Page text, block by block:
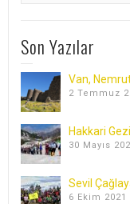
Son Yazılar
Van,
2 Temmuz
Hakkari
30 Mayıs
Sevil
6 Ekim 2021